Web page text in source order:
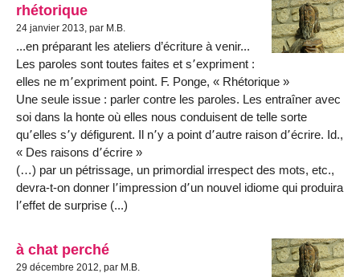
rhétorique
24 janvier 2013, par M.B.
...en préparant les ateliers d’écriture à venir...
Les paroles sont toutes faites et s՚expriment :
elles ne m՚expriment point. F. Ponge, « Rhétorique »
Une seule issue : parler contre les paroles. Les entraîner avec
soi dans la honte où elles nous conduisent de telle sorte
qu՚elles s՚y défigurent. Il n՚y a point d՚autre raison d՚écrire. Id.,
« Des raisons d՚écrire »
(…) par un pétrissage, un primordial irrespect des mots, etc.,
devra-t-on donner l՚impression d՚un nouvel idiome qui produira
l՚effet de surprise (...)
à chat perché
29 décembre 2012, par M.B.